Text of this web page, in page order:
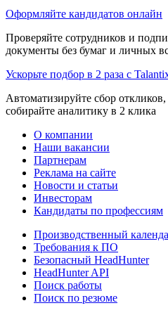
Оформляйте кандидатов онлайн
Проверяйте сотрудников и
документы без бумаг и личных
Ускорьте подбор в 2 раза с
Автоматизируйте сбор
собирайте аналитику в 2 клика
О компании
Наши вакансии
Партнерам
Реклама на сайте
Новости и статьи
Инвесторам
Кандидаты по профессиям
Производственный
Требования к ПО
Безопасный HeadHunter
HeadHunter API
Поиск работы
Поиск по резюме